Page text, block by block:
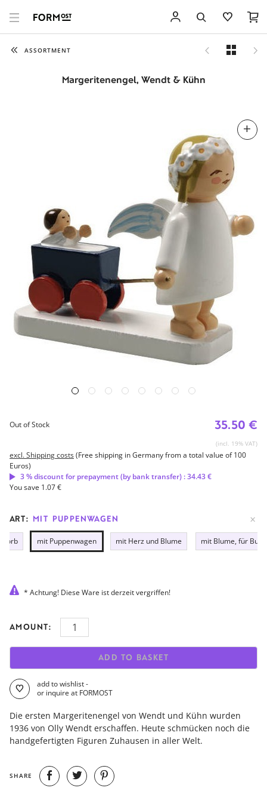
ASSORTMENT
Margeritenengel, Wendt & Kühn
35.50 €
(incl. 19% VAT)
Out of Stock
excl. Shipping costs(Free shipping in Germany from a total value of 100
Euros)
3 % discount for prepayment (by bank transfer) : 34.43 €
You save 1.07 €
ART: MIT PUPPENWAGEN
Korb mit Puppenwagen mit Herz und Blume mit Blume, für
* Achtung! Diese Ware ist derzeit vergriffen!
AMOUNT:
ADD TO BASKET
add to wishlist -
or inquire at FORMOST
Die ersten Margeritenengel von Wendt und Kühn wurden
1936 von Olly Wendt erschaffen. Heute schmücken noch die
handgefertigten Figuren Zuhausen in aller Welt.
SHARE